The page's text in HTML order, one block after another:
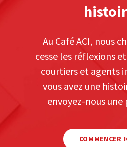
Au Café ACI, nous
cesse les réflexions
courtiers et agents
vous avez une
envoyez-nous
COMMENCER